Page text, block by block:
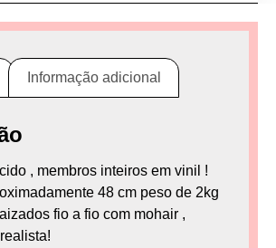
Informação adicional
, membros inteiros em vinil !
48 cm peso de 2kg
fio a fio com mohair ,